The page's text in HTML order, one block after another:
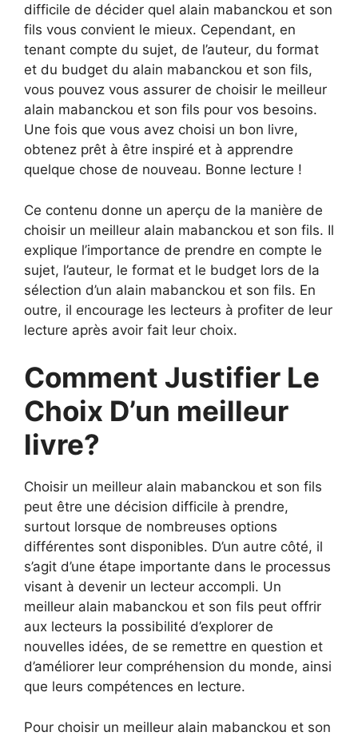
difficile de décider quel alain mabanckou et son
fils vous convient le mieux. Cependant, en
tenant compte du sujet, de l’auteur, du format
et du budget du alain mabanckou et son fils,
vous pouvez vous assurer de choisir le meilleur
alain mabanckou et son fils pour vos besoins.
Une fois que vous avez choisi un bon livre,
obtenez prêt à être inspiré et à apprendre
quelque chose de nouveau. Bonne lecture !
Ce contenu donne un aperçu de la manière de
choisir un meilleur alain mabanckou et son fils. Il
explique l’importance de prendre en compte le
sujet, l’auteur, le format et le budget lors de la
sélection d’un alain mabanckou et son fils. En
outre, il encourage les lecteurs à profiter de leur
lecture après avoir fait leur choix.
Comment Justifier Le
Choix D’un meilleur
livre?
Choisir un meilleur alain mabanckou et son fils
peut être une décision difficile à prendre,
surtout lorsque de nombreuses options
différentes sont disponibles. D’un autre côté, il
s’agit d’une étape importante dans le processus
visant à devenir un lecteur accompli. Un
meilleur alain mabanckou et son fils peut offrir
aux lecteurs la possibilité d’explorer de
nouvelles idées, de se remettre en question et
d’améliorer leur compréhension du monde, ainsi
que leurs compétences en lecture.
Pour choisir un meilleur alain mabanckou et son